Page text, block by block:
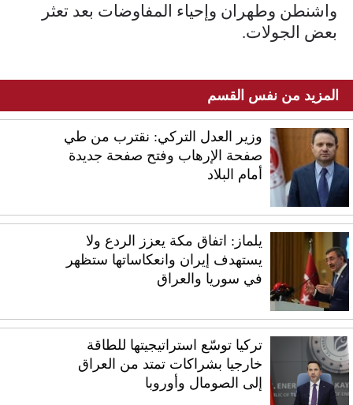
واشنطن وطهران وإحياء المفاوضات بعد تعثر
بعض الجولات.
المزيد من نفس القسم
وزير العدل التركي: نقترب من طي
صفحة الإرهاب وفتح صفحة جديدة
أمام البلاد
يلماز: اتفاق مكة يعزز الردع ولا
يستهدف إيران وانعكاساتها ستظهر
في سوريا والعراق
تركيا توسّع استراتيجيتها للطاقة
خارجيا بشراكات تمتد من العراق
إلى الصومال وأوروبا